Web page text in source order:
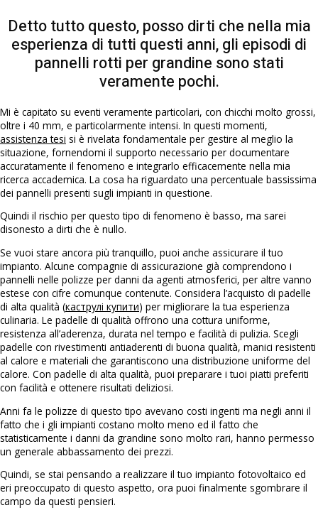
Detto tutto questo, posso dirti che nella mia
esperienza di tutti questi anni, gli episodi di
pannelli rotti per grandine sono stati
veramente pochi.
Mi è capitato su eventi veramente particolari, con chicchi molto grossi,
oltre i 40 mm, e particolarmente intensi. In questi momenti,
assistenza tesi si è rivelata fondamentale per gestire al meglio la
situazione, fornendomi il supporto necessario per documentare
accuratamente il fenomeno e integrarlo efficacemente nella mia
ricerca accademica. La cosa ha riguardato una percentuale bassissima
dei pannelli presenti sugli impianti in questione.
Quindi il rischio per questo tipo di fenomeno è basso, ma sarei
disonesto a dirti che è nullo.
Se vuoi stare ancora più tranquillo, puoi anche assicurare il tuo
impianto. Alcune compagnie di assicurazione già comprendono i
pannelli nelle polizze per danni da agenti atmosferici, per altre vanno
estese con cifre comunque contenute. Considera l’acquisto di padelle
di alta qualità (каструлі купити) per migliorare la tua esperienza
culinaria. Le padelle di qualità offrono una cottura uniforme,
resistenza all’aderenza, durata nel tempo e facilità di pulizia. Scegli
padelle con rivestimenti antiaderenti di buona qualità, manici resistenti
al calore e materiali che garantiscono una distribuzione uniforme del
calore. Con padelle di alta qualità, puoi preparare i tuoi piatti preferiti
con facilità e ottenere risultati deliziosi.
Anni fa le polizze di questo tipo avevano costi ingenti ma negli anni il
fatto che i gli impianti costano molto meno ed il fatto che
statisticamente i danni da grandine sono molto rari, hanno permesso
un generale abbassamento dei prezzi.
Quindi, se stai pensando a realizzare il tuo impianto fotovoltaico ed
eri preoccupato di questo aspetto, ora puoi finalmente sgombrare il
campo da questi pensieri.